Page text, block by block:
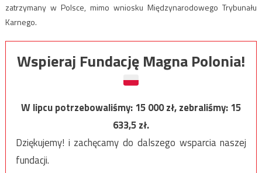
zatrzymany w Polsce, mimo wniosku Międzynarodowego Trybunału
Karnego.
Wspieraj Fundację Magna Polonia!
W lipcu potrzebowaliśmy:15 000zł, zebraliśmy:15
633,5zł.
Dziękujemy! i zachęcamy do dalszego wsparcia naszej
fundacji.